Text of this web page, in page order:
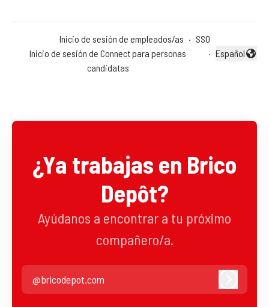
Inicio de sesión de empleados/as · SSO
Inicio de sesión de Connect para personas
candidatas
·
Cambiar
Español
¿Ya trabajas en Brico
Depôt?
Ayúdanos a encontrar a tu próximo
compañero/a.
@bricodepot.com